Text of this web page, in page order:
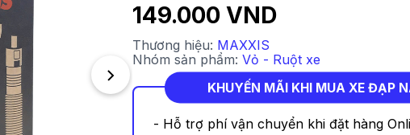
149.000 VND
Thương hiệu: MAXXIS
Nhóm sản phẩm: Vỏ - Ruột xe
KHUYẾN MÃI KHI MUA XE ĐẠP
- Hỗ trợ phí vận chuyển khi đặt hàng